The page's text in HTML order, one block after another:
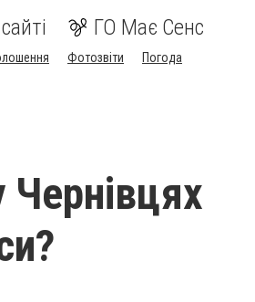
ГО Має Сенс
Фотозвіти
Погода
Чернівцях